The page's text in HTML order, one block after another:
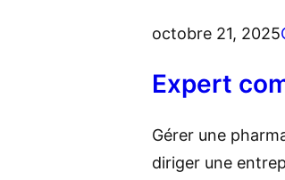
octobre 21, 2025
Expert
Gérer une
diriger une